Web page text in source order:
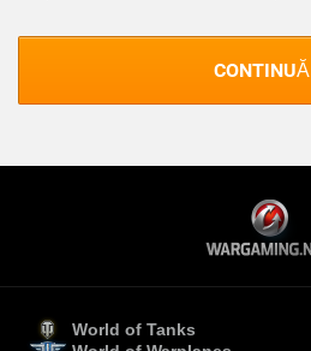
CONTINUĂ
World of Tanks